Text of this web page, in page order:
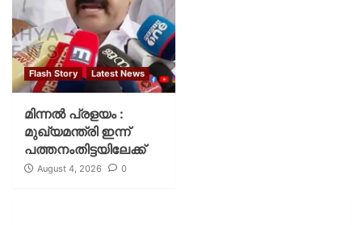
Flash Story Latest News
മിന്നല്‍ പ്രളയം :
മുഖ്യമന്ത്രി ഇന്ന്
പത്തനംതിട്ടയിലേക്ക്
August 4, 2026 0